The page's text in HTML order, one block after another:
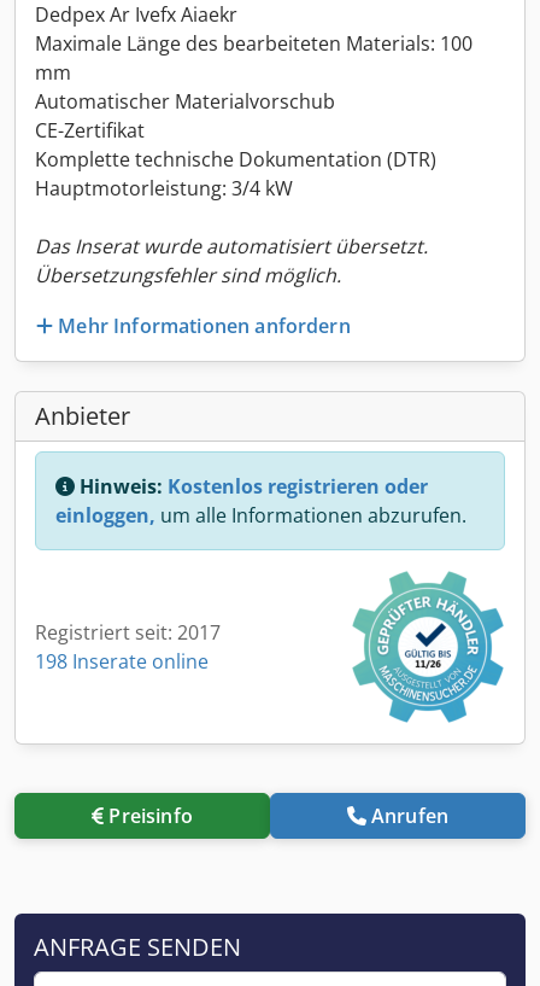
Dedpex Ar Ivefx Aiaekr
Maximale Länge des bearbeiteten Materials: 100
mm
Automatischer Materialvorschub
CE-Zertifikat
Komplette technische Dokumentation (DTR)
Hauptmotorleistung: 3/4 kW
Das Inserat wurde automatisiert übersetzt.
Übersetzungsfehler sind möglich.
Mehr Informationen anfordern
Anbieter
Hinweis: Kostenlos registrieren oder
einloggen, um alle Informationen abzurufen.
Registriert seit: 2017
198 Inserate online
Preisinfo Anrufen
ANFRAGE SENDEN